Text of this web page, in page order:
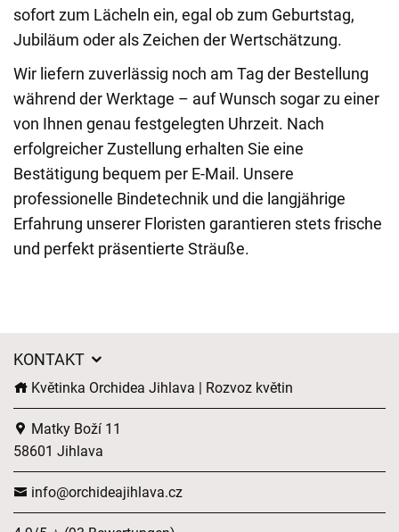
sofort zum Lächeln ein, egal ob zum Geburtstag,
Jubiläum oder als Zeichen der Wertschätzung.
Wir liefern zuverlässig noch am Tag der Bestellung
während der Werktage – auf Wunsch sogar zu einer
von Ihnen genau festgelegten Uhrzeit. Nach
erfolgreicher Zustellung erhalten Sie eine
Bestätigung bequem per E-Mail. Unsere
professionelle Bindetechnik und die langjährige
Erfahrung unserer Floristen garantieren stets frische
und perfekt präsentierte Sträuße.
KONTAKT
Květinka Orchidea Jihlava | Rozvoz květin
Matky Boží 11
58601 Jihlava
info@orchideajihlava.cz